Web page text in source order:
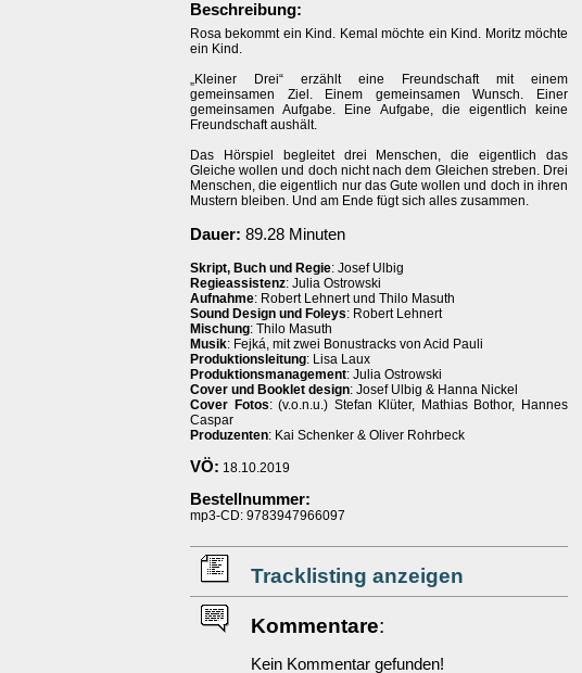
Beschreibung:
Rosa bekommt ein Kind. Kemal möchte ein Kind. Moritz möchte
ein Kind.
„Kleiner Drei“ erzählt eine Freundschaft mit einem
gemeinsamen Ziel. Einem gemeinsamen Wunsch. Einer
gemeinsamen Aufgabe. Eine Aufgabe, die eigentlich keine
Freundschaft aushält.
Das Hörspiel begleitet drei Menschen, die eigentlich das
Gleiche wollen und doch nicht nach dem Gleichen streben. Drei
Menschen, die eigentlich nur das Gute wollen und doch in ihren
Mustern bleiben. Und am Ende fügt sich alles zusammen.
Dauer: 89.28 Minuten
Skript, Buch und Regie: Josef Ulbig
Regieassistenz: Julia Ostrowski
Aufnahme: Robert Lehnert und Thilo Masuth
Sound Design und Foleys: Robert Lehnert
Mischung: Thilo Masuth
Musik: Fejká, mit zwei Bonustracks von Acid Pauli
Produktionsleitung: Lisa Laux
Produktionsmanagement: Julia Ostrowski
Cover und Booklet design: Josef Ulbig & Hanna Nickel
Cover Fotos: (v.o.n.u.) Stefan Klüter, Mathias Bothor, Hannes
Caspar
Produzenten: Kai Schenker & Oliver Rohrbeck
VÖ: 18.10.2019
Bestellnummer:
mp3-CD: 9783947966097
Tracklisting anzeigen
Kommentare:
Kein Kommentar gefunden!